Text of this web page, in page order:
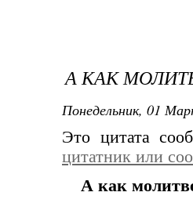
А КАК
Понедельник, 01
Это цитата
цитатник или
А как